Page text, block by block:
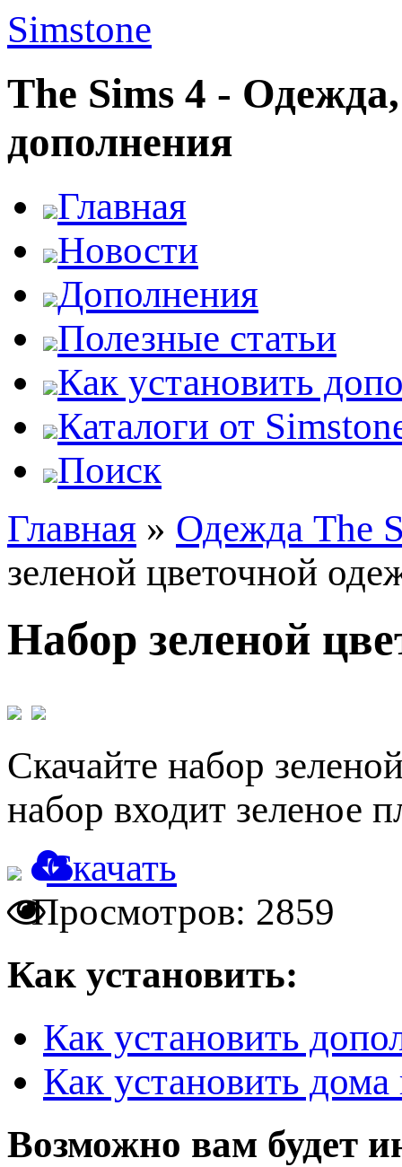
Simstone
The Sims 4 -
дополнения
Главная
Новости
Дополнения
Полезные статьи
Как установить
Каталоги от
Поиск
Главная » Одежда The
зеленой цветочной
Набор зеленой
Скачайте набор
набор входит зеленое
Скачать
Просмотров: 2859
Как установить:
Как установить
Как установить
Возможно вам будет